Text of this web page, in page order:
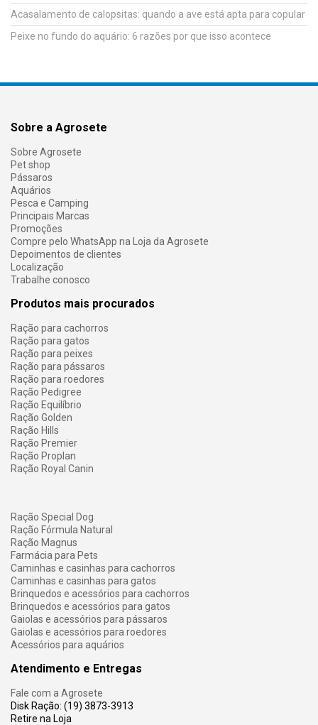
Acasalamento de calopsitas: quando a ave está apta para copular
Peixe no fundo do aquário: 6 razões por que isso acontece
Sobre a Agrosete
Sobre Agrosete
Pet shop
Pássaros
Aquários
Pesca e Camping
Principais Marcas
Promoções
Compre pelo WhatsApp na Loja da Agrosete
Depoimentos de clientes
Localização
Trabalhe conosco
Produtos mais procurados
Ração para cachorros
Ração para gatos
Ração para peixes
Ração para pássaros
Ração para roedores
Ração Pedigree
Ração Equilíbrio
Ração Golden
Ração Hills
Ração Premier
Ração Proplan
Ração Royal Canin
Ração Special Dog
Ração Fórmula Natural
Ração Magnus
Farmácia para Pets
Caminhas e casinhas para cachorros
Caminhas e casinhas para gatos
Brinquedos e acessórios para cachorros
Brinquedos e acessórios para gatos
Gaiolas e acessórios para pássaros
Gaiolas e acessórios para roedores
Acessórios para aquários
Atendimento e Entregas
Fale com a Agrosete
Disk Ração: (19) 3873-3913
Retire na Loja